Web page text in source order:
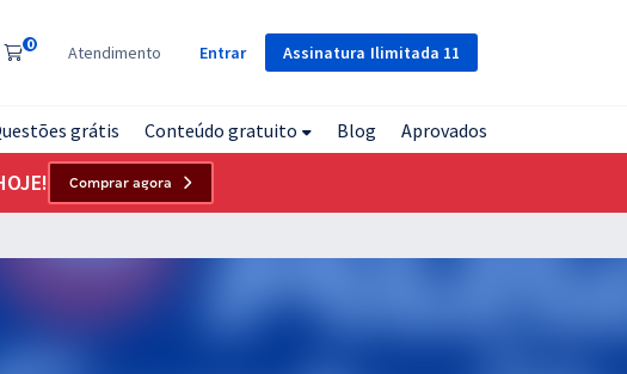
Assinatura Ilimitada 11
0 Atendimento Entrar
grátis Conteúdo gratuito Blog Aprovados
Comprar agora